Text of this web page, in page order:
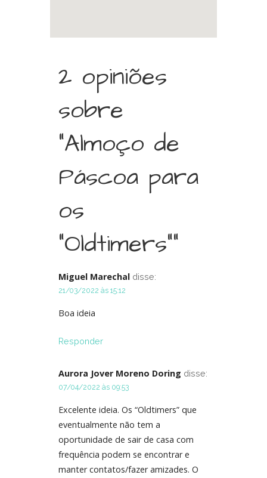
2 opiniões
sobre
“Almoço de
Páscoa para
os
“Oldtimers””
Miguel Marechal disse:
21/03/2022 às 15:12
Boa ideia
Responder
Aurora Jover Moreno Doring disse:
07/04/2022 às 09:53
Excelente ideia. Os “Oldtimers” que
eventualmente não tem a
oportunidade de sair de casa com
frequência podem se encontrar e
manter contatos/fazer amizades. O